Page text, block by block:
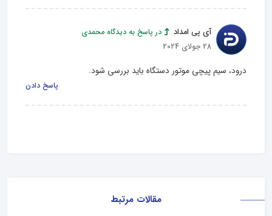
مقالات مرتبط
آی پی امداد
در پاسخ به دیدگاه محمدی
28 جولای 2024
درود، سیم پیچی موتور دستگاه باید بررسی شود.
پاسخ دادن